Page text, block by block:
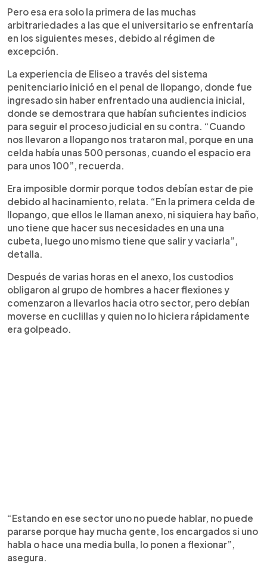
Pero esa era solo la primera de las muchas
arbitrariedades a las que el universitario se enfrentaría
en los siguientes meses, debido al régimen de
excepción.
La experiencia de Eliseo a través del sistema
penitenciario inició en el penal de Ilopango, donde fue
ingresado sin haber enfrentado una audiencia inicial,
donde se demostrara que habían suficientes indicios
para seguir el proceso judicial en su contra. “Cuando
nos llevaron a Ilopango nos trataron mal, porque en una
celda había unas 500 personas, cuando el espacio era
para unos 100”, recuerda.
Era imposible dormir porque todos debían estar de pie
debido al hacinamiento, relata. “En la primera celda de
Ilopango, que ellos le llaman anexo, ni siquiera hay baño,
uno tiene que hacer sus necesidades en una una
cubeta, luego uno mismo tiene que salir y vaciarla”,
detalla.
Después de varias horas en el anexo, los custodios
obligaron al grupo de hombres a hacer flexiones y
comenzaron a llevarlos hacia otro sector, pero debían
moverse en cuclillas y quien no lo hiciera rápidamente
era golpeado.
“Estando en ese sector uno no puede hablar, no puede
pararse porque hay mucha gente, los encargados si uno
habla o hace una media bulla, lo ponen a flexionar”,
asegura.